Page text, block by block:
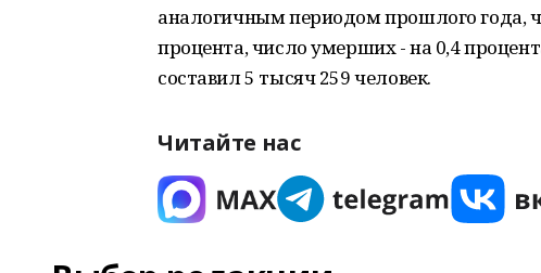
аналогичным периодом прошлого года,
процента, число умерших - на 0,4
составил 5 тысяч 259 человек.
Читайте нас